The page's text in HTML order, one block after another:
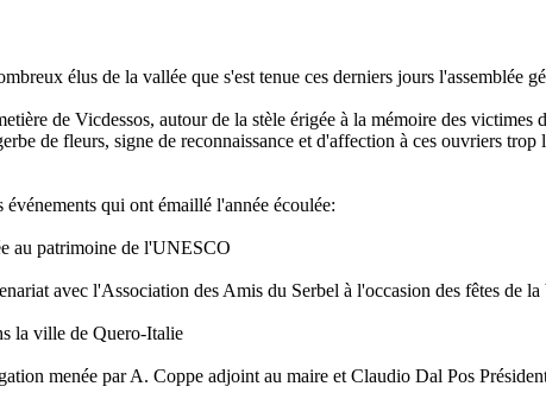
élus de la vallée que s'est tenue ces derniers jours l'assemblée
de Vicdessos, autour de la stèle érigée à la mémoire des
de fleurs, signe de reconnaissance et d'affection à ces ouvriers
qui ont émaillé l'année écoulée:
au patrimoine de l'UNESCO
avec l'Association des Amis du Serbel à l'occasion des fêtes de
la ville de Quero-Italie
menée par A. Coppe adjoint au maire et Claudio Dal Pos